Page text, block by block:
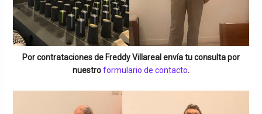
Por contrataciones de Freddy Villarealenvía tu consulta por
nuestroformulario de contacto.